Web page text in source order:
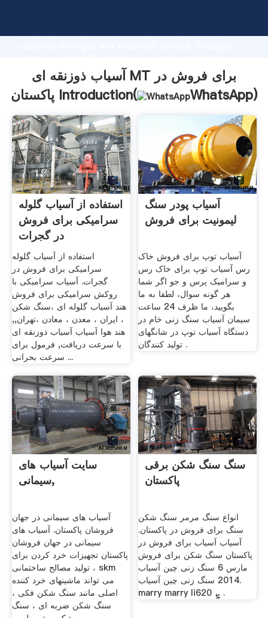
Grasping strong production capability, advanced
create the value and bring values to all of customers.
آسیاب ذوزنقه ای MT برای فروش در
پاکستان Introduction(
WhatsApp)
استفاده از آسیاب گلوله
سرامیکی برای فروش
در گجرات
استفاده از آسیاب گلوله
سرامیکی برای فروش در
گجرات. آسیاب سرامیکی با
روکش سرامیکی برای فروش
هند آسیاب گلوله ای ،سنگ شکن
، ایران ، معدن ، معادن ،تهران,,
هند هوا آسیاب آسیاب ذوزنقه ای
با سرعت دریافت, فرمول برای
سرعت بحرانی ...
آسیاب پودر سنگ
لیمونیت برای فروش
آسیاب توپ برای فروش خاک
رس آسیاب توپ برای خاک رس
و سرامیک پرس و جو اگر شما
هر گونه سوال، لطفا به ما
بگویید، ما ظرف 24 ساعت
سیمان آسیاب سنگ زنی خام در
دستگاه آسیاب توپ در شانگهای
تولید کنندگان .
سایت آسیاب های
سیمانی,
آسیاب های سیمانی در جهان
فروشان پاکستان. آسیاب های
سیمانی در جهان فروشان
پاکستان تجهیزات خرد کردن برای
تولید مصالح ساختمانی ، skm
می تواند ماشینهای خرد کننده
اصلی مانند سنگ شکن فکی ،
سنگ شکن ضربه ای ، سنگ
سنگ سنگ شکن برقی
پاکستان
انواع سنگ مرمر سنگ شکن
سنگ برای فروش در پاکستان.
آسیاب آسیاب برای فروش در
پاکستان سنگ شکن برای فروش
‫سنگ زنی چین آسیاب‬‎ 6 مارس
2014 سنگ زنی چین آسیاب.
marry marry liܨ 620 .